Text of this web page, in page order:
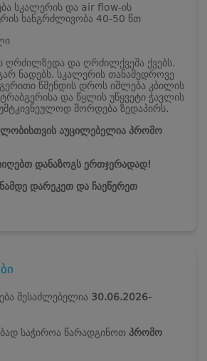
სკალერის და air flow-ის
ხანგრძლივობა 40-50 წთ
ღრძილზედა და ღრძილქვეშა ქვებს.
ნადებს. სკალერის თანამედროვე
წმენდის დროს იშლება კბილის
და წყლის უწყვეტი ჭავლის
შორდება ზედაპირს.
აუცილებელია პრომო
დანაზოგს ერთჯერადად!
დარეკეთ და ჩაეწერეთ
შესაძლებელია 30.06.2026-
საჭიროა წარადგინოთ პრომო